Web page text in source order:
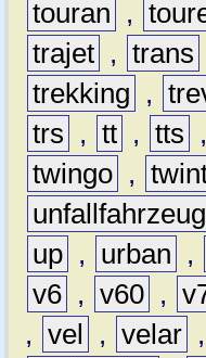
touran ,
trajet , trans
trekking
,
trs
, tt , tts ,
twingo ,
up , urban ,
v6 , v60 ,
, vel , velar ,